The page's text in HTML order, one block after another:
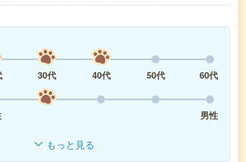
30代 40代 50代
60代
男性
もっと見る